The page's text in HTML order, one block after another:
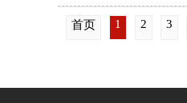
首页 1 2 3